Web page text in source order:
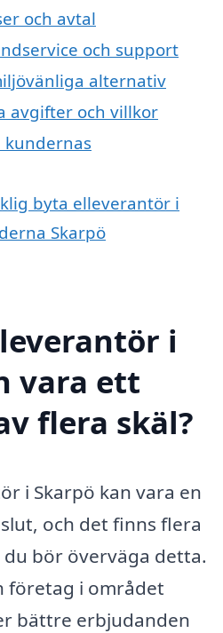
och avtal
och support
alternativ
avgifter och villkor
kundernas
byta elleverantör i
Skarpö
i
vara ett
flera skäl?
i Skarpö kan vara en
och det finns flera
bör överväga detta.
företag i området
bättre erbjudanden